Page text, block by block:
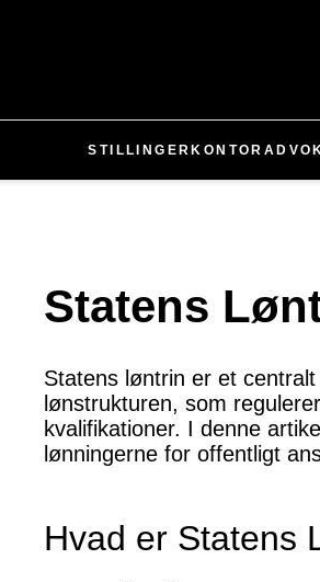
STILLINGER KONTOR
Statens
Statens løntrin er et
lønstrukturen, som
kvalifikationer. I denne
lønningerne for offentligt
Hvad er Statens